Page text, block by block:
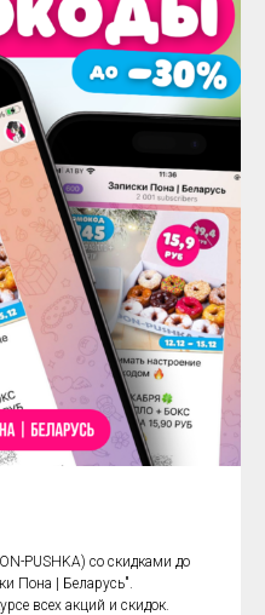
PUSHKA) со скидками до
Пона | Беларусь".
всех акций и скидок.